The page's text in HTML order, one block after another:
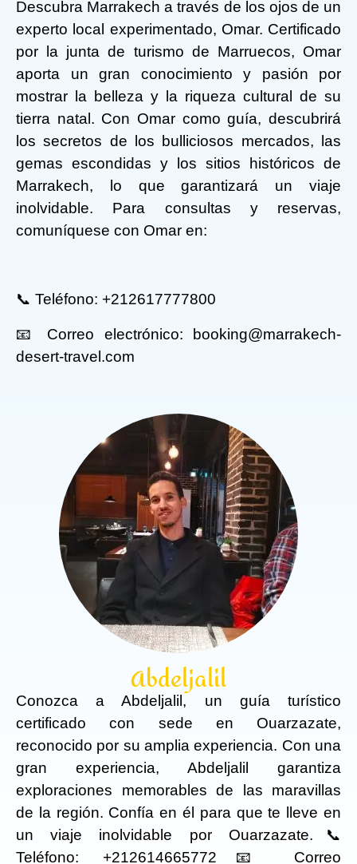
Descubra Marrakech a través de los ojos de un
experto local experimentado, Omar. Certificado
por la junta de turismo de Marruecos, Omar
aporta un gran conocimiento y pasión por
mostrar la belleza y la riqueza cultural de su
tierra natal. Con Omar como guía, descubrirá
los secretos de los bulliciosos mercados, las
gemas escondidas y los sitios históricos de
Marrakech, lo que garantizará un viaje
inolvidable. Para consultas y reservas,
comuníquese con Omar en:
📞 Teléfono: +212617777800
📧 Correo electrónico: booking@marrakech-
desert-travel.com
Abdeljalil
Conozca a Abdeljalil, un guía turístico
certificado con sede en Ouarzazate,
reconocido por su amplia experiencia. Con una
gran experiencia, Abdeljalil garantiza
exploraciones memorables de las maravillas
de la región. Confía en él para que te lleve en
un viaje inolvidable por Ouarzazate. 📞
Teléfono: +212614665772 📧 Correo